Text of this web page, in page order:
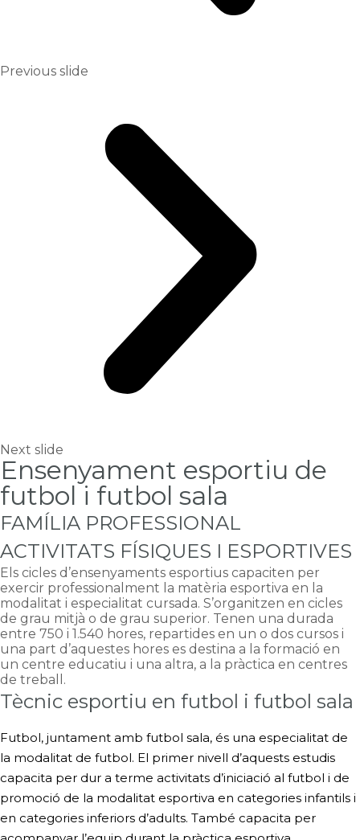
Previous slide
Next slide
Ensenyament esportiu de
futbol i futbol sala
FAMÍLIA PROFESSIONAL
ACTIVITATS FÍSIQUES I ESPORTIVES
Els cicles d’ensenyaments esportius capaciten per
exercir professionalment la matèria esportiva en la
modalitat i especialitat cursada. S’organitzen en cicles
de grau mitjà o de grau superior. Tenen una durada
entre 750 i 1.540 hores, repartides en un o dos cursos i
una part d’aquestes hores es destina a la formació en
un centre educatiu i una altra, a la pràctica en centres
de treball.
Tècnic esportiu en futbol i futbol sala
Futbol, juntament amb futbol sala, és una especialitat de
la modalitat de futbol. El primer nivell d’aquests estudis
capacita per dur a terme activitats d’iniciació al futbol i de
promoció de la modalitat esportiva en categories infantils i
en categories inferiors d’adults. També capacita per